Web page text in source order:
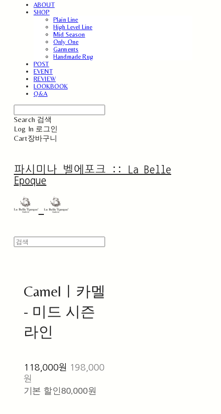
ABOUT
SHOP
Plain Line
High Level Line
Mid Season
Only One
Garments
Handmade Rug
POST
EVENT
REVIEW
LOOKBOOK
Q&A
Search 검색
Log In 로그인
Cart장바구니
파시미나 벨에포크 :: La Belle
Epoque
Camelㅣ카멜
- 미드 시즌
라인
118,000원 198,000
원
기본 할인80,000원